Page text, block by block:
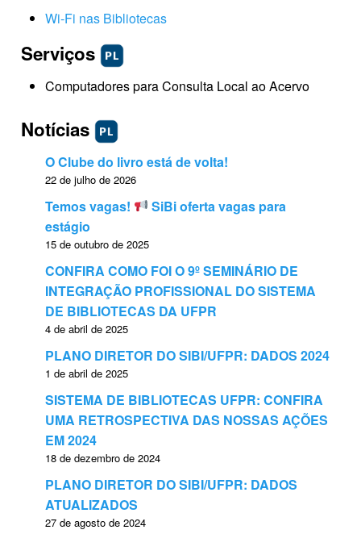
Wi-Fi nas Bibliotecas
Serviços
Computadores para Consulta Local ao Acervo
Notícias
O Clube do livro está de volta!
22 de julho de 2026
Temos vagas!
SiBi oferta vagas para
estágio
15 de outubro de 2025
CONFIRA COMO FOI O 9º SEMINÁRIO DE
INTEGRAÇÃO PROFISSIONAL DO SISTEMA
DE BIBLIOTECAS DA UFPR
4 de abril de 2025
PLANO DIRETOR DO SIBI/UFPR: DADOS 2024
1 de abril de 2025
SISTEMA DE BIBLIOTECAS UFPR: CONFIRA
UMA RETROSPECTIVA DAS NOSSAS AÇÕES
EM 2024
18 de dezembro de 2024
PLANO DIRETOR DO SIBI/UFPR: DADOS
ATUALIZADOS
27 de agosto de 2024